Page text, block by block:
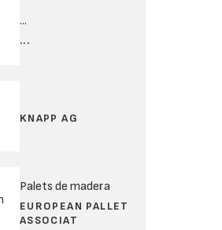
...
...
KNAPP AG
Palets de madera
EUROPEAN PALLET
ASSOCIAT